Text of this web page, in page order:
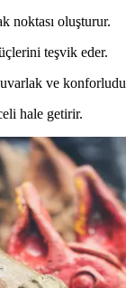
noktası oluşturur.
teşvik eder.
ve
hale getirir.